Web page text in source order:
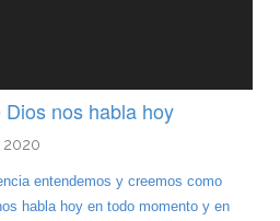
nos habla hoy
2020
entendemos y creemos como
habla hoy en todo momento y en